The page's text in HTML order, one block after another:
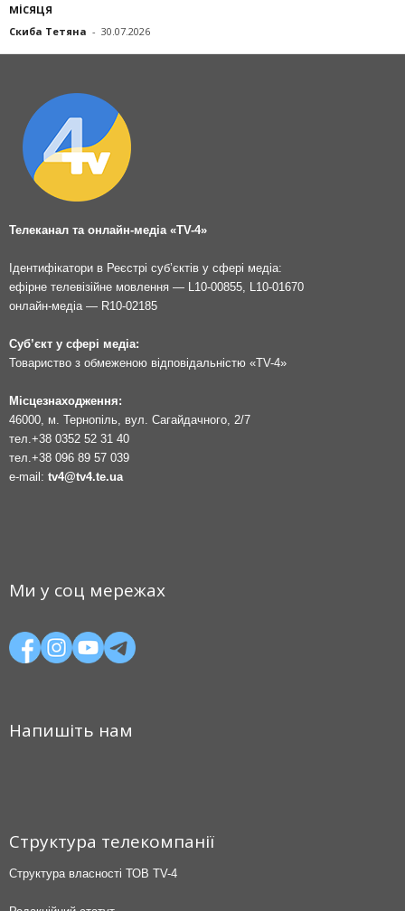
місяця
Скиба Тетяна - 30.07.2026
Телеканал та онлайн-медіа «TV-4»
Ідентифікатори в Реєстрі суб’єктів у сфері медіа:
ефірне телевізійне мовлення — L10-00855, L10-01670
онлайн-медіа — R10-02185
Суб’єкт у сфері медіа:
Товариство з обмеженою відповідальністю «TV-4»
Місцезнаходження:
46000, м. Тернопіль, вул. Сагайдачного, 2/7
тел. +38 0352 52 31 40
тел. +38 096 89 57 039
e-mail: tv4@tv4.te.ua
Ми у соц мережах
Напишіть нам
Структура телекомпанії
Структура власності ТОВ TV-4